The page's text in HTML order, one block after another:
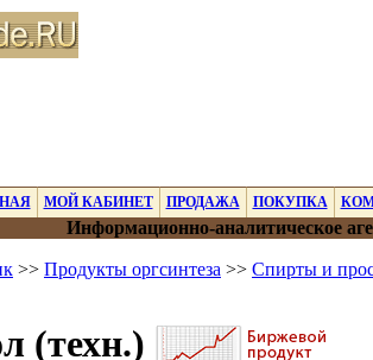
МОЙ КАБИНЕТ ПРОДАЖА ПОКУПКА
Информационно-аналитическое
>> Продукты оргсинтеза >> Спирты и
(техн.)